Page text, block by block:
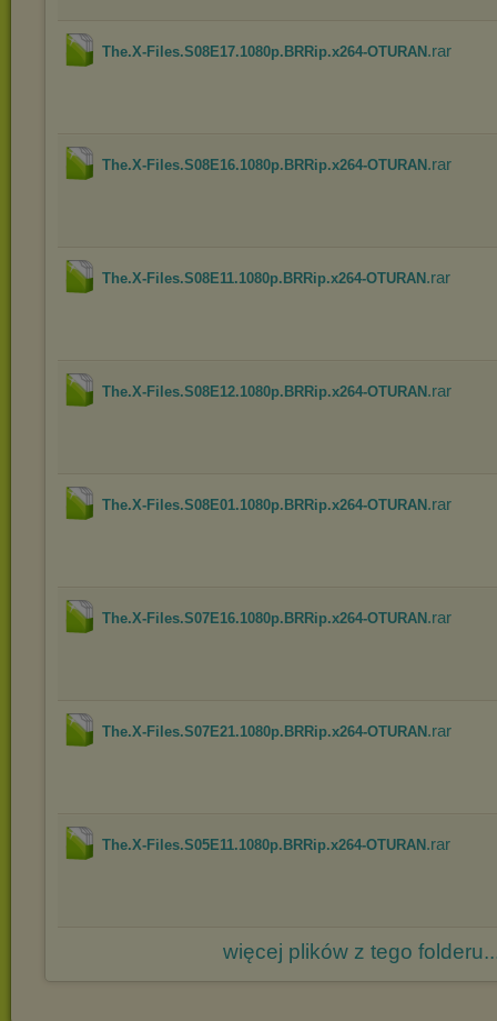
The.X-Files.S08E17.1080p.BRRip.x264-OTURAN .rar
The.X-Files.S08E16.1080p.BRRip.x264-OTURAN .rar
The.X-Files.S08E11.1080p.BRRip.x264-OTURAN .rar
The.X-Files.S08E12.1080p.BRRip.x264-OTURAN .rar
The.X-Files.S08E01.1080p.BRRip.x264-OTURAN .rar
The.X-Files.S07E16.1080p.BRRip.x264-OTURAN .rar
The.X-Files.S07E21.1080p.BRRip.x264-OTURAN .rar
The.X-Files.S05E11.1080p.BRRip.x264-OTURAN .rar
więcej plików z tego